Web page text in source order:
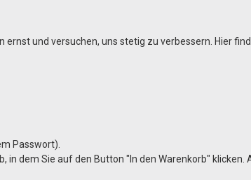
und versuchen, uns stetig zu verbessern. Hier
Passwort).
in dem Sie auf den Button "In den Warenkorb" klicken.